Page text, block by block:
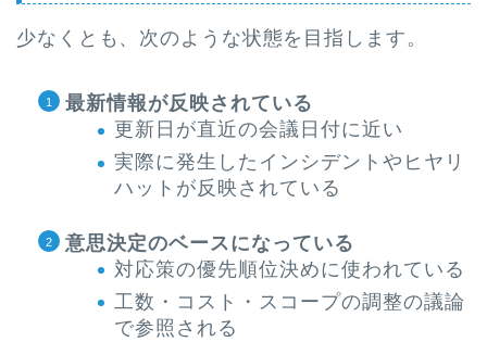
少なくとも、次のような状態を目指します。
最新情報が反映されている
更新日が直近の会議日付に近い
実際に発生したインシデントやヒヤリ
ハットが反映されている
意思決定のベースになっている
対応策の優先順位決めに使われている
工数・コスト・スコープの調整の議論
で参照される